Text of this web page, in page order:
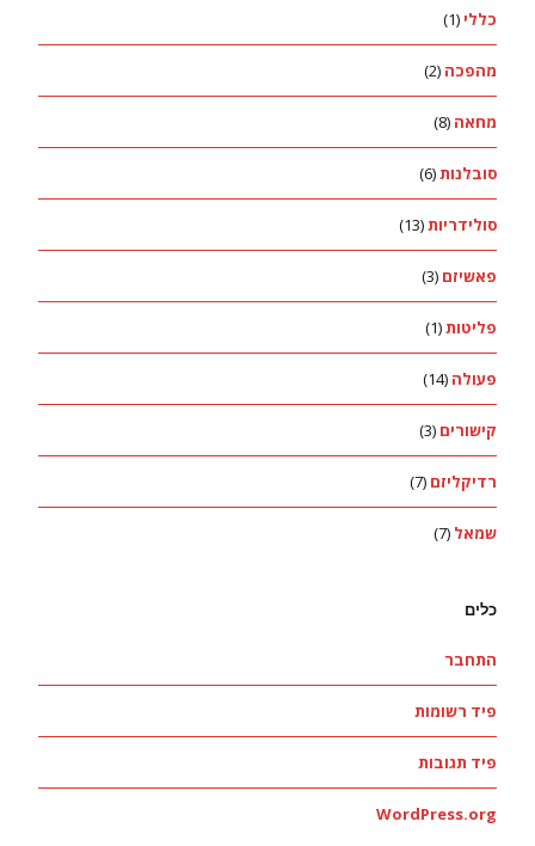
כללי (1)
מהפכה (2)
מחאה (8)
סובלנות(6)
סולידריות(13)
פאשיזם (3)
פליטות(1)
פעולה (14)
קישורים (3)
רדיקליזם (7)
שמאל (7)
כלים
התחבר
פיד רשומות
פיד תגובות
WordPress.org